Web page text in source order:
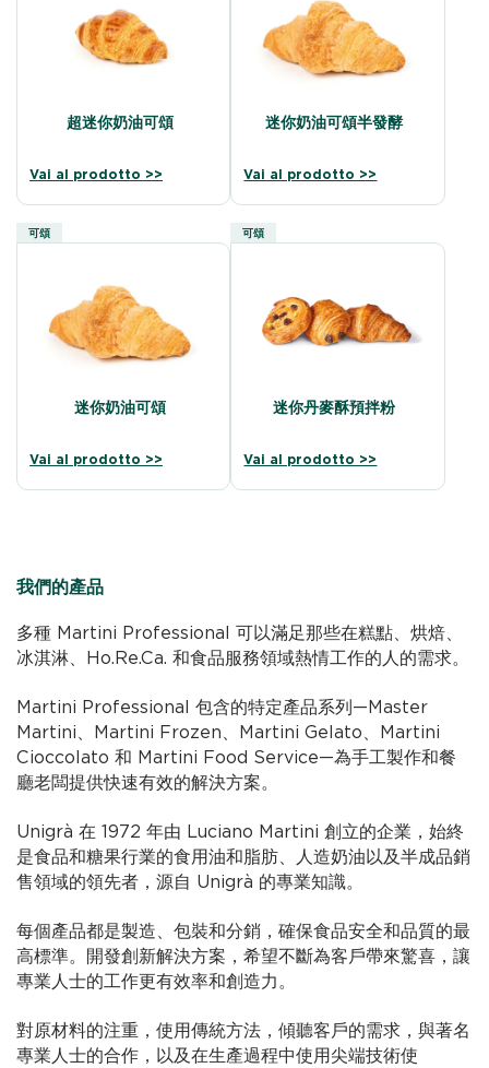
超迷你奶油可頌
Vai al prodotto >>
迷你奶油可頌半發酵
Vai al prodotto >>
可頌
迷你奶油可頌
Vai al prodotto >>
可頌
迷你丹麥酥預拌粉
Vai al prodotto >>
我們的產品
多種 Martini Professional 可以滿足那些在糕點、烘焙、
冰淇淋、Ho.Re.Ca. 和食品服務領域熱情工作的人的需求。
Martini Professional 包含的特定產品系列—Master
Martini、Martini Frozen、Martini Gelato、Martini
Cioccolato 和 Martini Food Service—為手工製作和餐
廳老闆提供快速有效的解決方案。
Unigrà 在 1972 年由 Luciano Martini 創立的企業，始終
是食品和糖果行業的食用油和脂肪、人造奶油以及半成品銷
售領域的領先者，源自 Unigrà 的專業知識。
每個產品都是製造、包裝和分銷，確保食品安全和品質的最
高標準。開發創新解決方案，希望不斷為客戶帶來驚喜，讓
專業人士的工作更有效率和創造力。
對原材料的注重，使用傳統方法，傾聽客戶的需求，與著名
專業人士的合作，以及在生產過程中使用尖端技術使